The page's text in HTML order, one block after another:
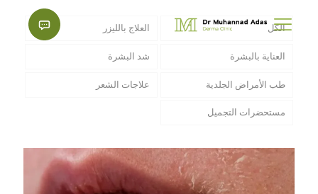
الكل العلاج بالليزر
العناية بالبشرة شد البشرة
طب الأمراض الجلدية علاجات الشعر
مستحضرات التجميل